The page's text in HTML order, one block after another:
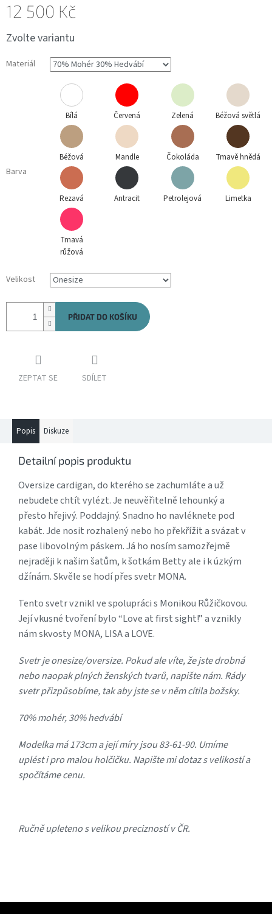
12 500 Kč
cena:
Zvolte variantu
Materiál
Barva
Bílá Červená Zelená Béžová světlá
Béžová Mandle Čokoláda Tmavě hnědá
Rezavá Antracit Petrolejová Limetka
Tmavá
růžová
Velikost
PŘIDAT DO KOŠÍKU
ZEPTAT SE SDÍLET
Popis Diskuze
Detailní popis produktu
Oversize cardigan, do kterého se zachumláte a už
nebudete chtít vylézt. Je neuvěřitelně lehounký a
přesto hřejivý. Poddajný. Snadno ho navléknete pod
kabát. Jde nosit rozhalený nebo ho překřížit a svázat v
pase libovolným páskem. Já ho nosím samozřejmě
nejraději k našim šatům, k šotkám Betty ale i k úzkým
džínám. Skvěle se hodí přes svetr MONA.
Tento svetr vznikl ve spolupráci s Monikou Růžičkovou.
Její vkusné tvoření bylo “Love at first sight!” a vznikly
nám skvosty MONA, LISA a LOVE.
Svetr je onesize/oversize. Pokud ale víte, že jste drobná
nebo naopak plných ženských tvarů, napište nám. Rády
svetr přizpůsobíme, tak aby jste se v něm cítila božsky.
70% mohér, 30% hedvábí
Modelka má 173cm a její míry jsou 83-61-90. Umíme
uplést i pro malou holčičku. Napište mi dotaz s velikostí a
spočítáme cenu.
Ručně upleteno s velikou precizností v ČR.